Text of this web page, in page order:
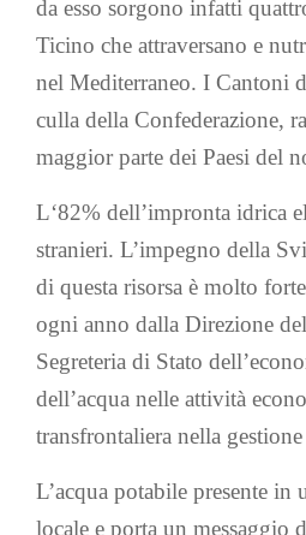
da esso sorgono infatti
Ticino che attraversano e
nel Mediterraneo. I Cantoni
culla della Confederazione,
maggior parte dei Paesi del
L‘82% dell’impronta idrica
stranieri. L’impegno della
di questa risorsa è molto
ogni anno dalla Direzione
Segreteria di Stato
dell’acqua nelle attività
transfrontaliera nella
L’acqua potabile presente
locale e porta un messaggio